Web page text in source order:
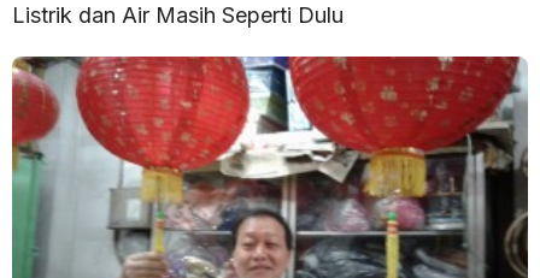
Listrik dan Air Masih Seperti Dulu